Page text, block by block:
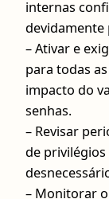
internas
– Ativar e
para todas
impacto do
senhas.
– Revisar
de
– Monitorar